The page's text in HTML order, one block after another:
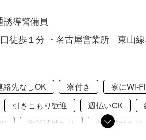
誘導警備員
徒歩１分 ・名古屋営業所 東山
絡先なしOK 寮付き 寮にWi-
引きこもり歓迎 週払いOK
家賃補助あり 食事補助あり